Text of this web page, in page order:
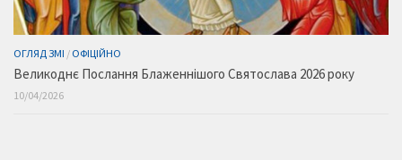
ОГЛЯД ЗМІ / ОФІЦІЙНО
Великоднє Послання Блаженнішого Святослава 2026 року
10/04/2026